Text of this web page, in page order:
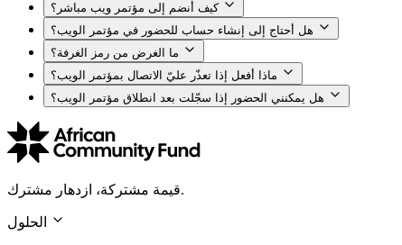
كيف أنضم إلى مؤتمر ويب مباشر؟
هل أحتاج إلى إنشاء حساب للحضور في مؤتمر الويب؟
ما الغرض من رمز الغرفة؟
ماذا أفعل إذا تعذّر عليّ الاتصال بمؤتمر الويب؟
هل يمكنني الحضور إذا سجّلت بعد انطلاق مؤتمر الويب؟
قيمة مشتركة، ازدهار مشترك.
الحلول